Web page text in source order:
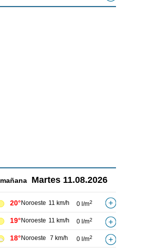
mañana Martes 11.08.2026
20° Noroeste 11 km/h 0 l/m2
19° Noroeste 11 km/h 0 l/m2
18° Noroeste 7 km/h 0 l/m2